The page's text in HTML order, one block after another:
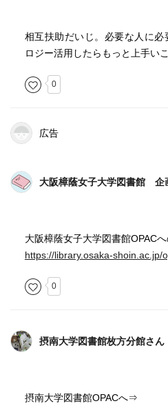
相互扶助だいじ。必要な人に必
ロジー活用したらもっと上手い
0
広告
大阪樟蔭女子大学図書館 企
大阪樟蔭女子大学図書館OPAC
https://library.osaka-shoin.ac.jp/
0
摂南大学図書館枚方分館さん
摂南大学図書館OPACへ⇒